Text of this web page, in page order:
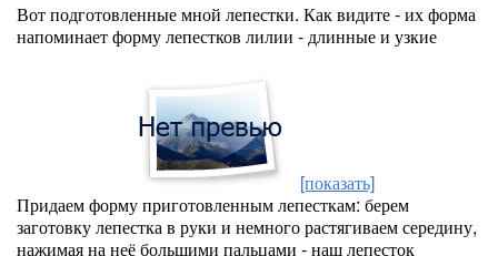
Вот подготовленные мной лепестки. Как видите - их форма
напоминает форму лепестков лилии - длинные и узкие
[показать]
Придаем форму приготовленным лепесткам: берем
заготовку лепестка в руки и немного растягиваем середину,
нажимая на неё большими пальцами - наш лепесток